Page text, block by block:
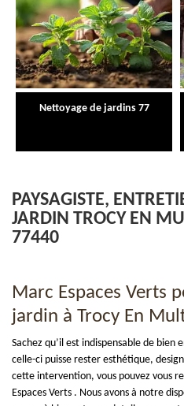
Nettoyage de jardins 77
PAYSAGISTE,
JARDIN TROCY EN
77440
Marc Espaces Verts
jardin à Trocy En
Sachez qu’il est indispensable de
celle-ci puisse rester esthétique,
cette intervention, vous pouvez vous
Espaces Verts . Nous avons à notre